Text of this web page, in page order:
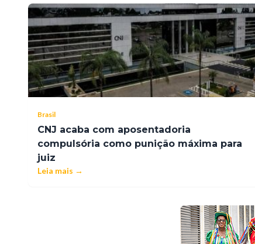
Brasil
CNJ acaba com aposentadoria
compulsória como punição máxima para
juiz
Leia mais →